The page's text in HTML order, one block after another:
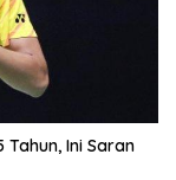
Tahun, Ini Saran